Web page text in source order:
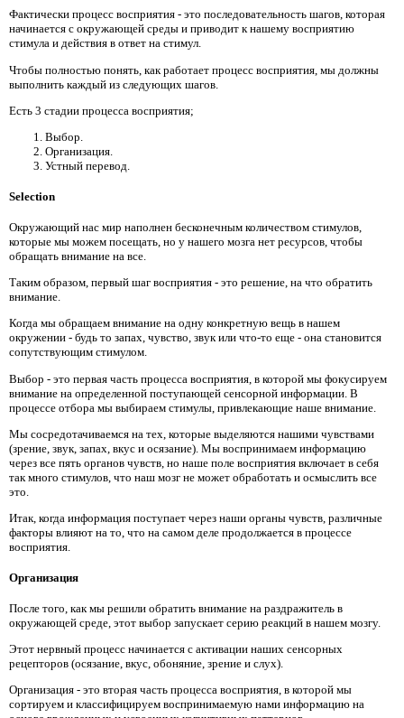
Фактически процесс восприятия - это последовательность шагов, которая
начинается с окружающей среды и приводит к нашему восприятию
стимула и действия в ответ на стимул.
Чтобы полностью понять, как работает процесс восприятия, мы должны
выполнить каждый из следующих шагов.
Есть 3 стадии процесса восприятия;
Выбор.
Организация.
Устный перевод.
Selection
Окружающий нас мир наполнен бесконечным количеством стимулов,
которые мы можем посещать, но у нашего мозга нет ресурсов, чтобы
обращать внимание на все.
Таким образом, первый шаг восприятия - это решение, на что обратить
внимание.
Когда мы обращаем внимание на одну конкретную вещь в нашем
окружении - будь то запах, чувство, звук или что-то еще - она ​​становится
сопутствующим стимулом.
Выбор - это первая часть процесса восприятия, в которой мы фокусируем
внимание на определенной поступающей сенсорной информации. В
процессе отбора мы выбираем стимулы, привлекающие наше внимание.
Мы сосредотачиваемся на тех, которые выделяются нашими чувствами
(зрение, звук, запах, вкус и осязание). Мы воспринимаем информацию
через все пять органов чувств, но наше поле восприятия включает в себя
так много стимулов, что наш мозг не может обработать и осмыслить все
это.
Итак, когда информация поступает через наши органы чувств, различные
факторы влияют на то, что на самом деле продолжается в процессе
восприятия.
Организация
После того, как мы решили обратить внимание на раздражитель в
окружающей среде, этот выбор запускает серию реакций в нашем мозгу.
Этот нервный процесс начинается с активации наших сенсорных
рецепторов (осязание, вкус, обоняние, зрение и слух).
Организация - это вторая часть процесса восприятия, в которой мы
сортируем и классифицируем воспринимаемую нами информацию на